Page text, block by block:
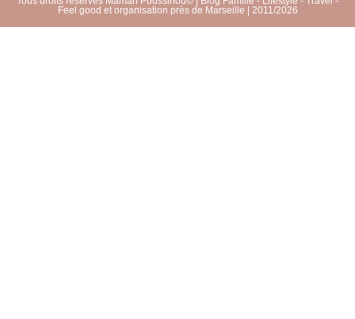
Feel good et organisation près de Marseille | 2011/2026